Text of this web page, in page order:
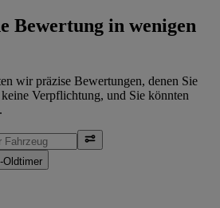
Bewertung in wenigen
wir präzise Bewertungen, denen Sie
Verpflichtung, und Sie könnten
Oldtimer